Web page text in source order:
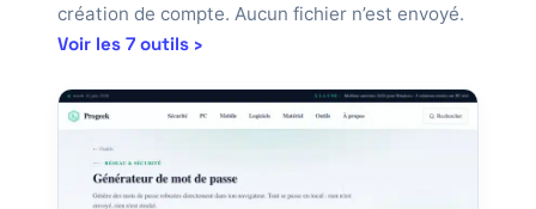
création de compte. Aucun fichier n’est envoyé.
Voir les 7 outils ›